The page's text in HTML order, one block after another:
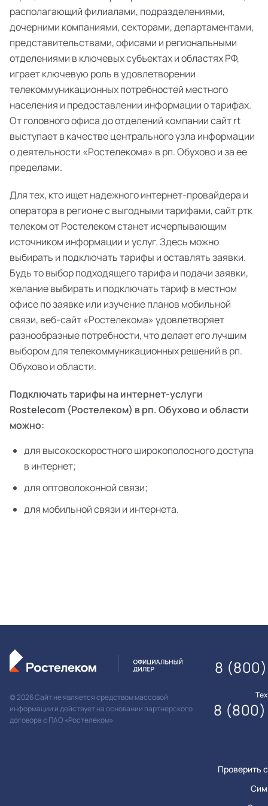
располагающий филиалами, подразделениями,
дочерними компаниями, секторами, департаментами,
представительствами, офисами и региональными
отделениями в ключевых субъектах и областях РФ,
играет ключевую роль в удовлетворении
телекоммуникационных потребностей местного
населения и предоставлении информации о тарифах.
От головного офиса до отделений компании сайт rt
выступает в качестве центрального узла информации
о деятельности «Ростелекома» в рп. Обухово и за ее
пределами.
Для тех, кто ищет надежного интернет-провайдера и
оператора в регионе с выгодными тарифами, сайт ртк
телеком от Ростелеком станет исчерпывающим
источником информации и услуг. Здесь можно
выбирать и подключать тарифы и оставлять заявки.
Будь то выбор подходящего тарифа и подачи заявки,
желание выбирать и подключать тариф в местном
офисе по заявке или изучение планов мобильной
связи, веб-сайт «Ростелекома» удовлетворяет
разнообразные потребности, что делает его лучшим
выбором для телекоммуникационных решений в рп.
Обухово и области.
Подключать тарифы на интернет-услуги
Rostelecom (Ростелеком) в рп. Обухово и области
можно:
для высокоскоростного широкополосного доступа
в интернет;
для оптоволоконной связи;
для мобильной связи и интернета.
© 2026 Сайт не является средством массовой
информации и действует на основании партнерского
договора с ПАО «Ростелеком»
Проверить
8
8